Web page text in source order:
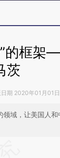
”的框
茨
期 2020年01月01日
域，让美国人